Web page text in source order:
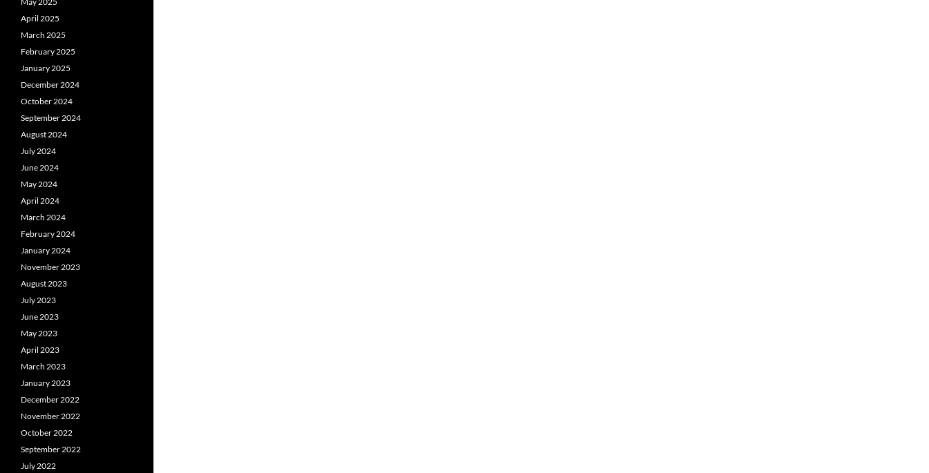
April 2025
March 2025
February 2025
January 2025
December 2024
October 2024
September 2024
August 2024
July 2024
June 2024
May 2024
April 2024
March 2024
February 2024
January 2024
November 2023
August 2023
July 2023
June 2023
May 2023
April 2023
March 2023
January 2023
December 2022
November 2022
October 2022
September 2022
July 2022